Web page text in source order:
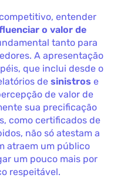
entender
o valor de
tanto para
A apresentação
que inclui desde o
de sinistros e
de valor de
sua precificação
como certificados de
não só atestam a
atraem um público
um pouco mais por
respeitável.